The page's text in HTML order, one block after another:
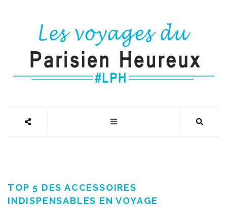
TOP 5 DES ACCESSOIRES
INDISPENSABLES EN VOYAGE